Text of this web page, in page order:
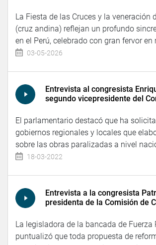
La Fiesta de las Cruces y la veneración
(cruz andina) reflejan un profundo
en el Perú, celebrado con gran fervor en
03-05-2026
Entrevista al congresista
segundo vicepresidente del
El parlamentario destacó que ha
gobiernos regionales y locales que
sobre las obras paralizadas a nivel
18-03-2022
Entrevista a la congresista
presidenta de la Comisión de
La legisladora de la bancada de Fuerza
puntualizó que toda propuesta de